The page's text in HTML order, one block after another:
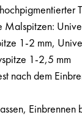
Malspitzen:
1-2 mm,
1-2,5 mm
nach dem